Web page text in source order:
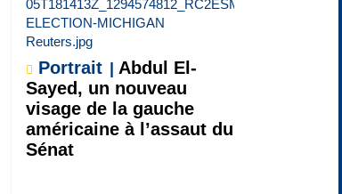
Portrait
Abdul El-
Sayed, un nouveau
visage de la gauche
américaine à l’assaut du
Sénat